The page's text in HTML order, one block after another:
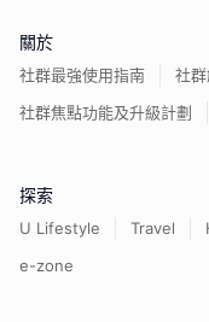
關於
社群最強使用指南
社
社群焦點功能及升級計劃
探索
U Lifestyle Travel
e-zone